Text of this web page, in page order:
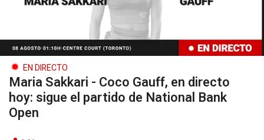
EN DIRECTO
Maria Sakkari - Coco Gauff, en directo
hoy: sigue el partido de National Bank
Open